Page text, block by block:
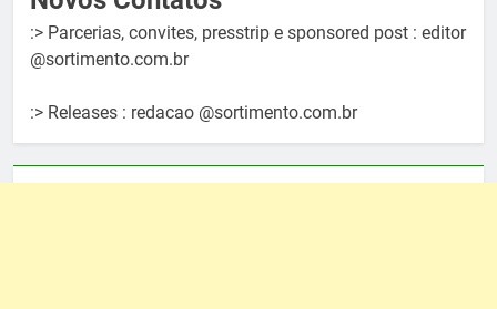
:> Parcerias, convites, presstrip e sponsored post : editor
@sortimento.com.br
:> Releases : redacao @sortimento.com.br